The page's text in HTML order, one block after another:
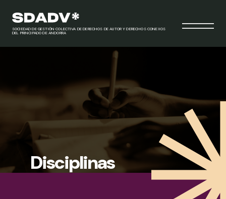
SOCIEDAD DE GESTIÓN COLECTIVA DE DERECHOS DE AUTOR Y DERECHOS CONEXOS
DEL PRINCIPADO DE ANDORRA
Disciplinas